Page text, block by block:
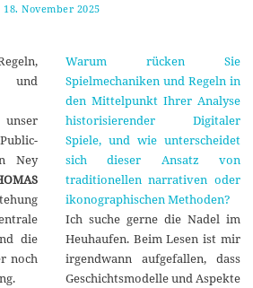
18. November 2025
o
e
m
b
e
r
2
5
unser
Ney
die
noch
Warum rücken Sie
Spielmechaniken und Regeln in
den Mittelpunkt Ihrer Analyse
historisierender Digitaler
Spiele, und wie unterscheidet
sich dieser Ansatz von
traditionellen narrativen oder
ikonographischen Methoden?
Ich suche gerne die Nadel im
Heuhaufen. Beim Lesen ist mir
irgendwann aufgefallen, dass
Geschichtsmodelle und Aspekte